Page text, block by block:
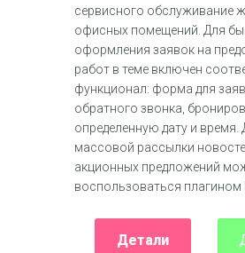
сервисного обслуживание
офисных помещений. Для
оформления заявок на
работ в теме включен
функционал: форма для
обратного звонка,
определенную дату и время.
массовой рассылки
акционных предложений
воспользоваться плагином
Детали